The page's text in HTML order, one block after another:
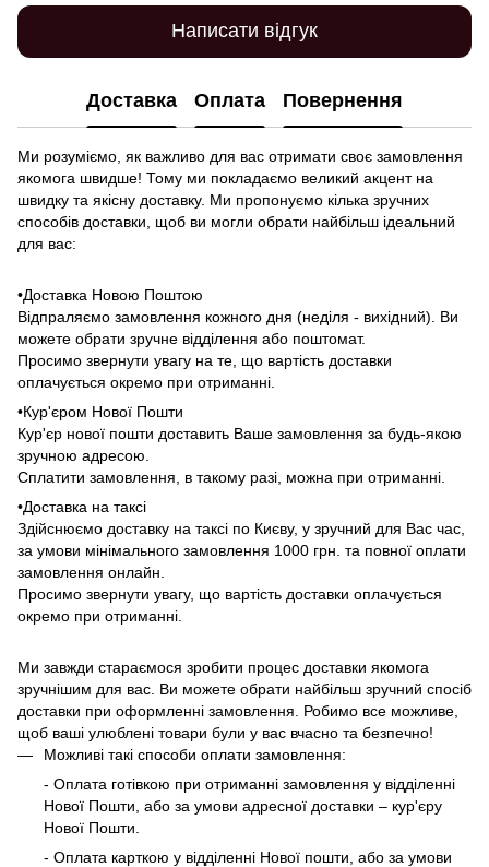
Написати відгук
Доставка Оплата Повернення
Ми розуміємо, як важливо для вас отримати своє замовлення
якомога швидше! Тому ми покладаємо великий акцент на
швидку та якісну доставку. Ми пропонуємо кілька зручних
способів доставки, щоб ви могли обрати найбільш ідеальний
для вас:
•Доставка Новою Поштою
Відпраляємо замовлення кожного дня (неділя - вихідний). Ви
можете обрати зручне відділення або поштомат.
Просимо звернути увагу на те, що вартість доставки
оплачується окремо при отриманні.
•Кур'єром Нової Пошти
Кур'єр нової пошти доставить Ваше замовлення за будь-якою
зручною адресою.
Сплатити замовлення, в такому разі, можна при отриманні.
•Доставка на таксі
Здійснюємо доставку на таксі по Києву, у зручний для Вас час,
за умови мінімального замовлення 1000 грн. та повної оплати
замовлення онлайн.
Просимо звернути увагу, що вартість доставки оплачується
окремо при отриманні.
Ми завжди стараємося зробити процес доставки якомога
зручнішим для вас. Ви можете обрати найбільш зручний спосіб
доставки при оформленні замовлення. Робимо все можливе,
щоб ваші улюблені товари були у вас вчасно та безпечно!
Можливі такі способи оплати замовлення:
- Оплата готівкою при отриманні замовлення у відділенні
Нової Пошти, або за умови адресної доставки – кур'єру
Нової Пошти.
- Оплата карткою у відділенні Нової пошти, або за умови